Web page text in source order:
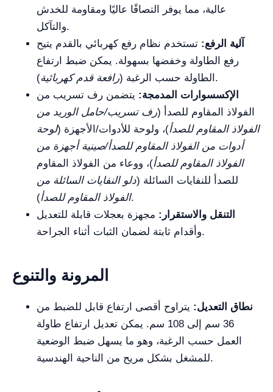
عالية، مما يوفر التصاقًا عاليًا ومقاومة للخدش
والتآكل.
آلية الرفع: تستخدم نظام رفع كهربائي بالقدم يتيح
رفع الطاولة وخفضها بسهولة. يمكن ضبط ارتفاع
الطاولة حسب الرغبة (رافعة قدم كهربائية
).
الإكسسوارات المدمجة: يتضمن رف تسريب من
الفولاذ المقاوم للصدأ (رف تسريب/حامل الوريد من
الفولاذ المقاوم للصدأ)، ولوحة للأدوات/الأجهزة (لوحة
أدوات من الفولاذ المقاوم للصدأ/صينية أجهزة من
الفولاذ المقاوم للصدأ)، ووعاء من الفولاذ المقاوم
للصدأ للنفايات السائلة (دلو النفايات السائلة من
الفولاذ المقاوم للصدأ).
التنقل والاستقرار: مجهزة بعجلات قابلة للتعديل
وأقدام ثابتة لضمان الثبات أثناء الجراحة.
المرونة والتنوع
نطاق التعديل: يتراوح أقصى ارتفاع قابل للضبط من
36 سم إلى 108 سم. يمكن تعديل ارتفاع طاولة
العمل حسب الرغبة، وهو ما يسهل ضبط الوضعية
للمشغل بشكل مريح من الناحية الهندسية.